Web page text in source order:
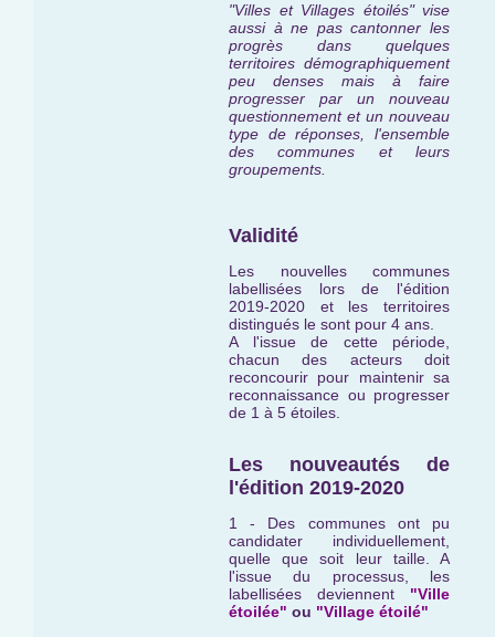
"Villes et Villages étoilés" vise
aussi à ne pas cantonner les
progrès dans quelques
territoires démographiquement
peu denses mais à faire
progresser par un nouveau
questionnement et un nouveau
type de réponses, l'ensemble
des communes et leurs
groupements.
Validité
Les nouvelles communes
labellisées lors de l'édition
2019-2020 et les territoires
distingués le sont pour 4 ans.
A l'issue de cette période,
chacun des acteurs doit
reconcourir pour maintenir sa
reconnaissance ou progresser
de 1 à 5 étoiles.
Les nouveautés de
l'édition 2019-2020
1 - Des communes ont pu
candidater individuellement,
quelle que soit leur taille. A
l'issue du processus, les
labellisées deviennent "Ville
étoilée" ou "Village étoilé"